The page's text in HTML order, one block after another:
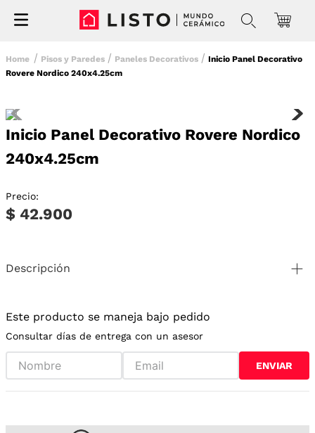
Pisos y Paredes Paneles Decorativos
Inicio Panel Decorativo
Rovere Nordico 240x4.25cm
Inicio Panel Decorativo Rovere Nordico
240x4.25cm
Precio:
$ 42.900
Descripción
Este producto se maneja bajo pedido
Consultar días de entrega con un asesor
ENVIAR